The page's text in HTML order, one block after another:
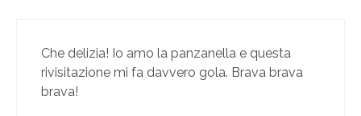
Che delizia! Io amo la panzanella e questa
rivisitazione mi fa davvero gola. Brava brava
brava!